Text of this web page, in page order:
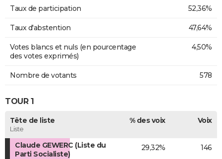
Taux de participation 52,36%
Taux d'abstention 47,64%
Votes blancs et nuls (en pourcentage
des votes exprimés)
4,50%
Nombre de votants 578
TOUR 1
Tête de liste
Liste
% des voix Voix
Claude GEWERC (Liste du
Parti Socialiste)
29,32% 146